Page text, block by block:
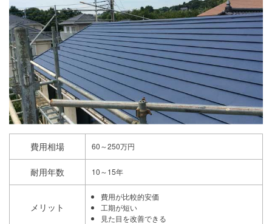
費用相場 60～250万円
耐用年数 10～15年
メリット
費用が比較的安価
工期が短い
見た目を改善できる